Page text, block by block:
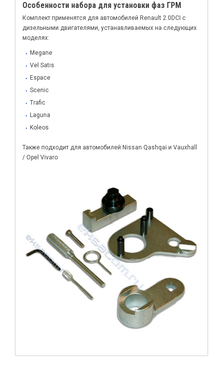
Особенности набора для установки фаз ГРМ
Комплект применятся для автомобилей Renault 2.0DCI с
дизельными двигателями, устанавливаемых на следующих
моделях:
Megane
Vel Satis
Espace
Scenic
Trafic
Laguna
Koleos
Также подходит для автомобилей Nissan Qashqai и Vauxhall
/ Opel Vivaro